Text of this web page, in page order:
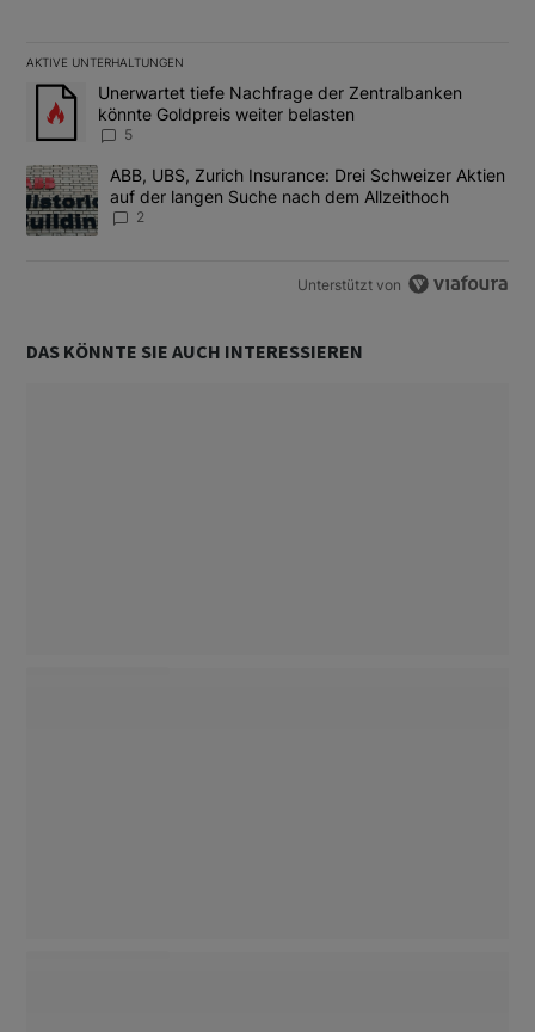
AKTIVE UNTERHALTUNGEN
Das Folgende ist eine Liste der am meisten kommentierten
Ein Trendartikel mit dem Titel "Unerwartet tiefe Nachfrage der
Unerwartet tiefe Nachfrage der Zentralbanken
könnte Goldpreis weiter belasten
5
Ein Trendartikel mit dem Titel "ABB, UBS, Zurich Insurance:
ABB, UBS, Zurich Insurance: Drei Schweizer Aktien
auf der langen Suche nach dem Allzeithoch
2
Unterstützt von
DAS KÖNNTE SIE AUCH INTERESSIEREN